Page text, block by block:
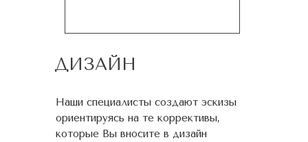
ДИЗАЙН
Наши специалисты создают эскизы
ориентируясь на те коррективы,
которые Вы вносите в дизайн